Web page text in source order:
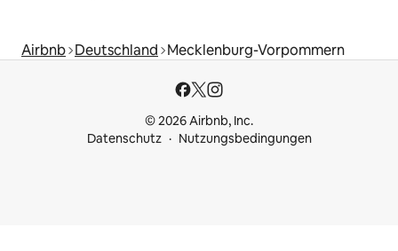
Airbnb Deutschland Mecklenburg-Vorpommern
© 2026 Airbnb, Inc.
Datenschutz
Nutzungsbedingungen